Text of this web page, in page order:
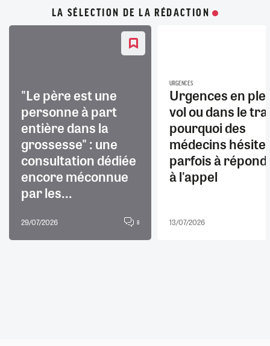
LA SÉLECTION DE LA RÉDACTION
"Le père est une
personne à part
entière dans la
grossesse" : une
consultation dédiée
encore méconnue
par les...
29/07/2026 8
URGENCES
Urgences en
vol ou dans le
pourquoi des
médecins
parfois à
à l'appel
13/07/2026